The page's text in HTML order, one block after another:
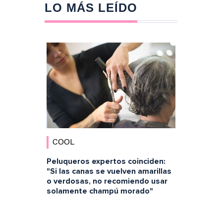
LO MÁS LEÍDO
COOL
Peluqueros expertos coinciden:
"Si las canas se vuelven amarillas
o verdosas, no recomiendo usar
solamente champú morado"